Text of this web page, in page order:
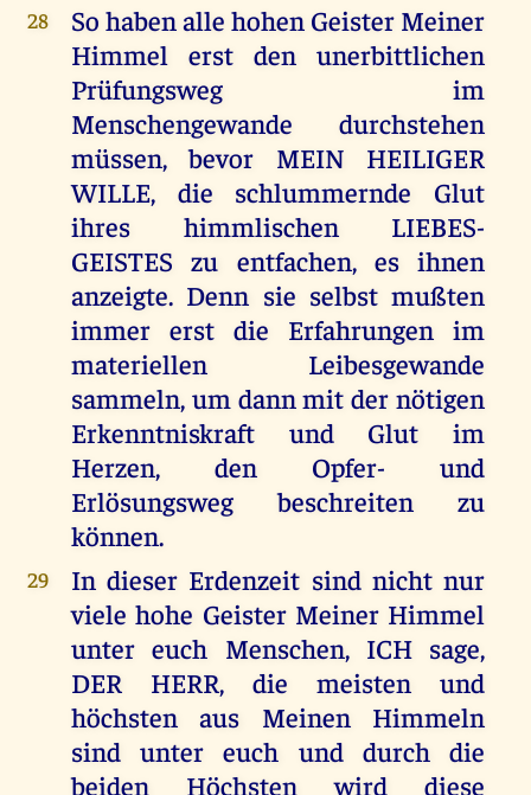
28
So haben alle hohen Geister Meiner
Himmel erst den unerbittlichen
Prüfungsweg im
Menschengewande durchstehen
müssen, bevor MEIN HEILIGER
WILLE, die schlummernde Glut
ihres himmlischen LIEBES-
GEISTES zu entfachen, es ihnen
anzeigte. Denn sie selbst mußten
immer erst die Erfahrungen im
materiellen Leibesgewande
sammeln, um dann mit der nötigen
Erkenntniskraft und Glut im
Herzen, den Opfer- und
Erlösungsweg beschreiten zu
können.
29
In dieser Erdenzeit sind nicht nur
viele hohe Geister Meiner Himmel
unter euch Menschen, ICH sage,
DER HERR, die meisten und
höchsten aus Meinen Himmeln
sind unter euch und durch die
beiden Höchsten wird diese